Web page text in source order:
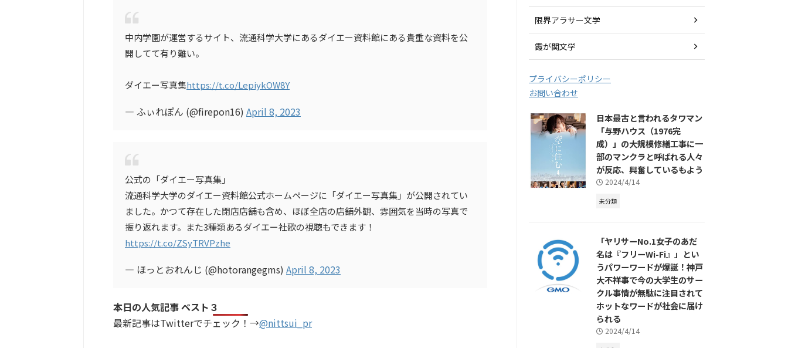
中内学園が運営するサイト、流通科学大学にあるダイエー資料館にある貴重な資料を公
開してて有り難い。
ダイエー写真集https://t.co/LepiykOW8Y
— ふぃれぽん (@firepon16) April 8, 2023
公式の「ダイエー写真集」
流通科学大学のダイエー資料館公式ホームページに「ダイエー写真集」が公開されてい
ました。かつて存在した閉店店舗も含め、ほぼ全店の店舗外観、雰囲気を当時の写真で
振り返れます。また3種類あるダイエー社歌の視聴もできます！
https://t.co/ZSyTRVPzhe
— ほっとおれんじ (@hotorangegms) April 8, 2023
本日の人気記事 ベスト３
最新記事はTwitterでチェック！→@nittsui_pr
限界アラサー文学
霞が関文学
プライバシーポリシー
お問い合わせ
日本最古と言われるタワマン
「与野ハウス（1976完
成）」の大規模修繕工事に一
部のマンクラと呼ばれる人々
が反応、興奮しているもよう
2024/4/14
未分類
「ヤリサーNo.1女子のあだ
名は『フリーWi-Fi』」とい
うパワーワードが爆誕！神戸
大不祥事で今の大学生のサー
クル事情が無駄に注目されて
ホットなワードが社会に届け
られる
2024/4/14